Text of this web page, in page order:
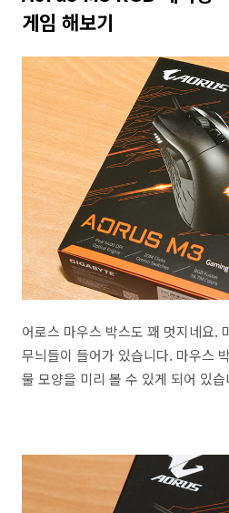
게임 해보기
어로스 마우스 박스도 꽤 멋지네요.
무늬들이 들어가 있습니다. 마우스
물 모양을 미리 볼 수 있게 되어 있습